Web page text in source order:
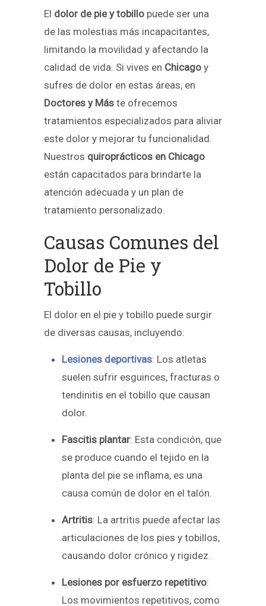
El dolor de pie y tobillo puede ser una
de las molestias más incapacitantes,
limitando la movilidad y afectando la
calidad de vida. Si vives en Chicago y
sufres de dolor en estas áreas, en
Doctores y Más te ofrecemos
tratamientos especializados para aliviar
este dolor y mejorar tu funcionalidad.
Nuestros quiroprácticos en Chicago
están capacitados para brindarte la
atención adecuada y un plan de
tratamiento personalizado.
Causas Comunes del
Dolor de Pie y
Tobillo
El dolor en el pie y tobillo puede surgir
de diversas causas, incluyendo:
Lesiones deportivas: Los atletas
suelen sufrir esguinces, fracturas o
tendinitis en el tobillo que causan
dolor.
Fascitis plantar: Esta condición, que
se produce cuando el tejido en la
planta del pie se inflama, es una
causa común de dolor en el talón.
Artritis: La artritis puede afectar las
articulaciones de los pies y tobillos,
causando dolor crónico y rigidez.
Lesiones por esfuerzo repetitivo:
Los movimientos repetitivos, como